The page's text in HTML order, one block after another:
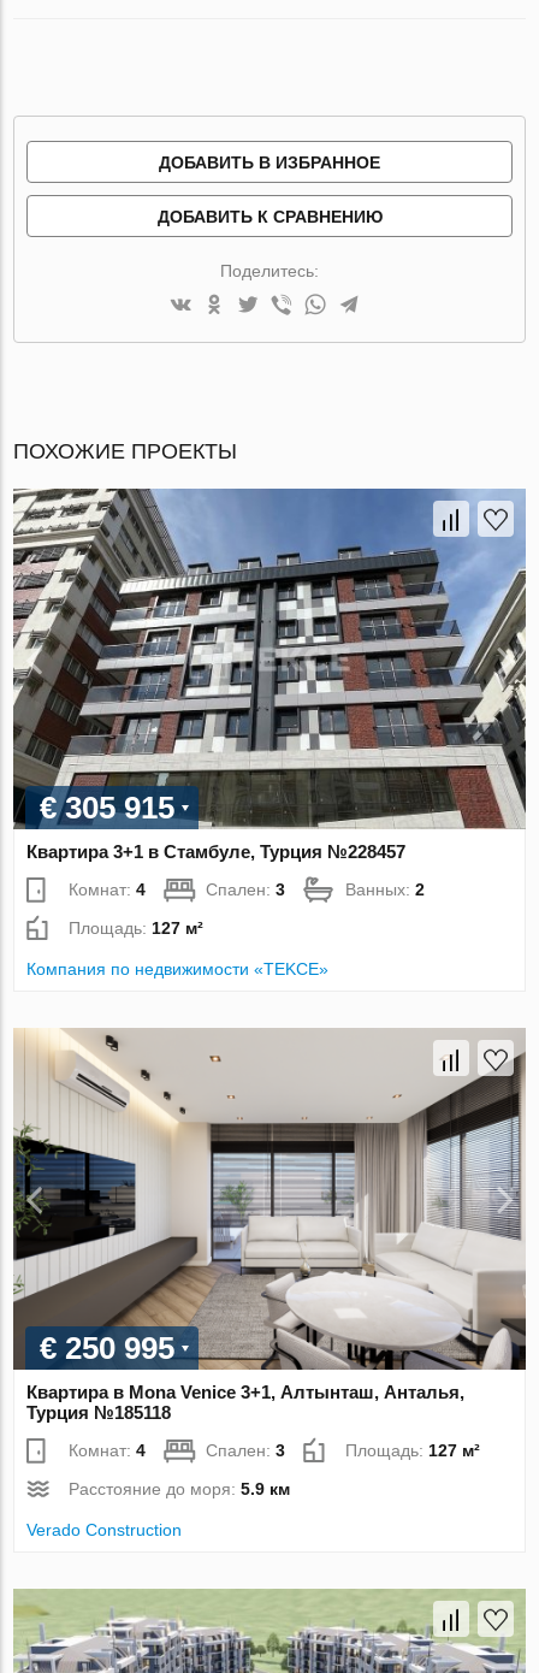
ДОБАВИТЬ В ИЗБРАННОЕ
ДОБАВИТЬ К СРАВНЕНИЮ
Поделитесь:
ПОХОЖИЕ ПРОЕКТЫ
€ 305 915
Квартира 3+1 в Стамбуле, Турция №228457
Комнат:4 Спален:3 Ванных:2
Площадь:127 м²
Компания по недвижимости «TEKCE»
€ 250 995
Квартира в Mona Venice 3+1, Алтынташ, Анталья,
Турция №185118
Комнат:4 Спален:3 Площадь: 127 м²
Расстояние до моря:5.9 км
Verado Construction